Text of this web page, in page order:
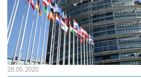
28.05.2020